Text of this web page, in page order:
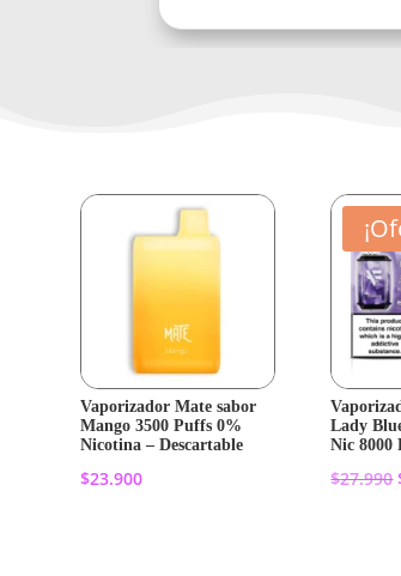
Vaporizador Mate sabor
Mango 3500 Puffs 0%
Nicotina – Descartable
$23.900
Lady
Nic 8000
$27.990